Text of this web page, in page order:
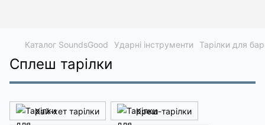
Каталог SoundsGood Ударні інструменти Тарілки для
Сплеш тарілки
Хай-хет тарілки Креш-тарілки